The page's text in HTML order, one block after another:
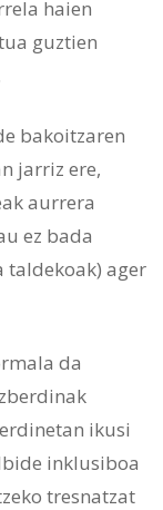
haien
guztien
bakoitzaren
jarriz ere,
aurrera
ez bada
taldekoak) ager
da
ikusi
inklusiboa
tresnatzat